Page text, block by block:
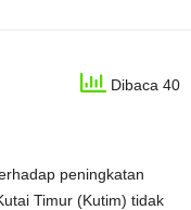
Dibaca 40
peningkatan
Timur (Kutim) tidak